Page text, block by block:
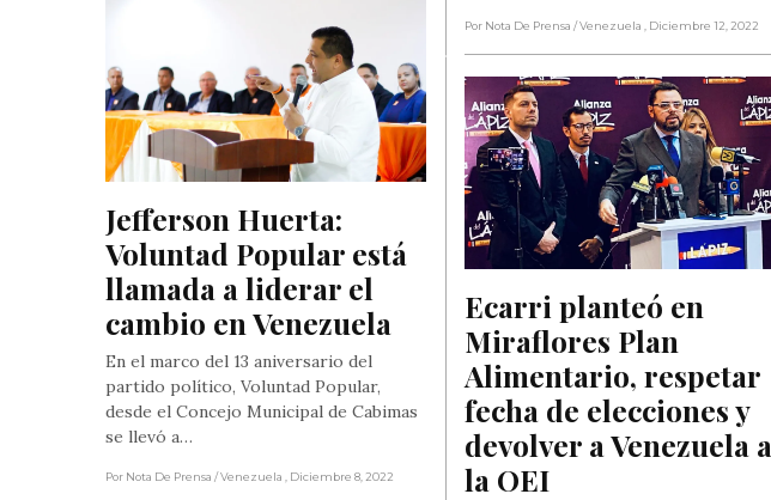
Por Nota De Prensa / Venezuela , Diciembre 12, 2022
Jefferson Huerta:
Voluntad Popular está
llamada a liderar el
cambio en Venezuela
En el marco del 13 aniversario del
partido político, Voluntad Popular,
desde el Concejo Municipal de Cabimas
se llevó a…
Por Nota De Prensa / Venezuela , Diciembre 8, 2022
Ecarri planteó en
Miraflores Plan
Alimentario, respetar
fecha de elecciones y
devolver a Venezuela a
la OEI